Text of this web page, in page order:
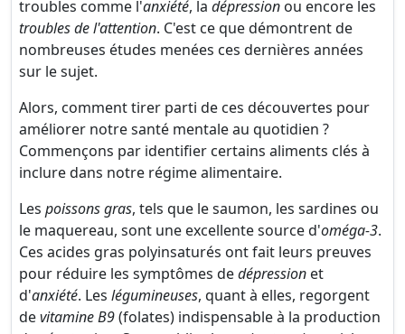
troubles comme l'anxiété, la dépression ou encore les
troubles de l'attention. C'est ce que démontrent de
nombreuses études menées ces dernières années
sur le sujet.
Alors, comment tirer parti de ces découvertes pour
améliorer notre santé mentale au quotidien ?
Commençons par identifier certains aliments clés à
inclure dans notre régime alimentaire.
Les poissons gras, tels que le saumon, les sardines ou
le maquereau, sont une excellente source d'oméga-3.
Ces acides gras polyinsaturés ont fait leurs preuves
pour réduire les symptômes dedépression et
d'anxiété. Les légumineuses, quant à elles, regorgent
devitamine B9(folates) indispensable à la production